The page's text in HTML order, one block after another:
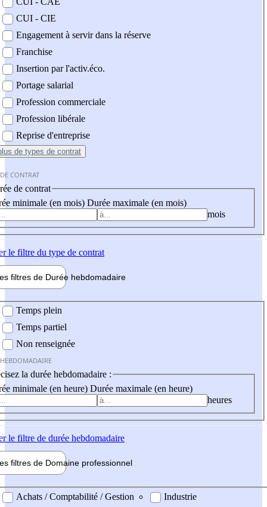
CUI - CIE
Engagement à servir dans la réserve
Franchise
Insertion par l'activ.éco.
Portage salarial
Profession commerciale
Profession libérale
Reprise d'entreprise
de types de contrat
CONTRAT
de contrat
minimale (en mois) Durée maximale (en mois)
mois
le filtre du type de contrat
filtres de Durée hebdomadaire
Temps plein
Temps partiel
Non renseignée
la durée hebdomadaire :
minimale (en heure) Durée maximale (en heure)
heures
le filtre de durée hebdomadaire
filtres de Domaine professionnel
professionel
Achats / Comptabilité / Gestion
Industrie